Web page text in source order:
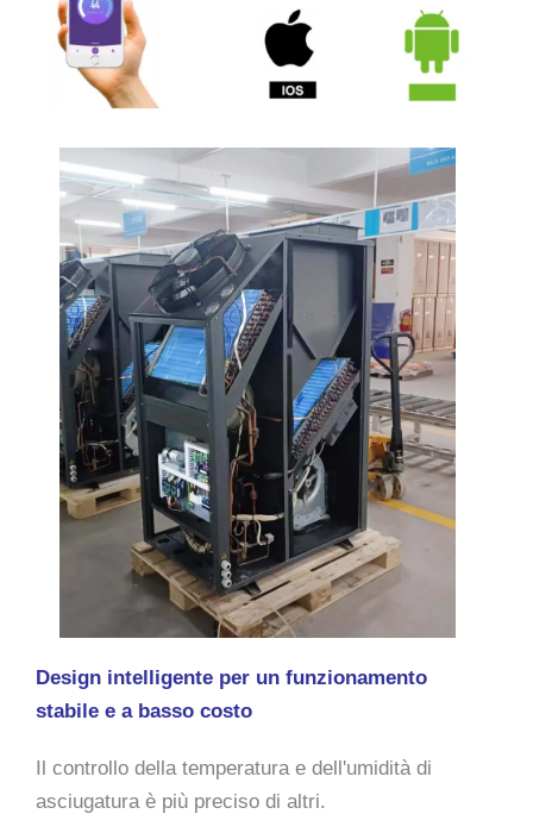
Design intelligente per un funzionamento
stabile e a basso costo
Il controllo della temperatura e dell'umidità di
asciugatura è più preciso di altri.